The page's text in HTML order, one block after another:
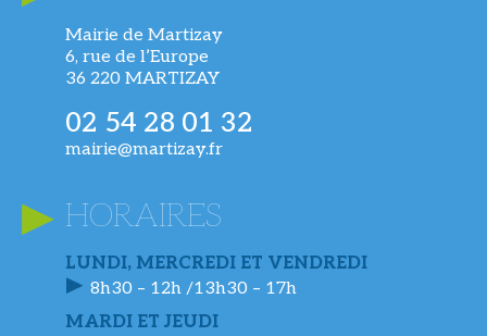
Mairie de Martizay
6, rue de l’Europe
36 220 MARTIZAY
02 54 28 01 32
mairie@martizay.fr
HORAIRES
LUNDI, MERCREDI ET VENDREDI
8h30 – 12h /13h30 – 17h
MARDI ET JEUDI